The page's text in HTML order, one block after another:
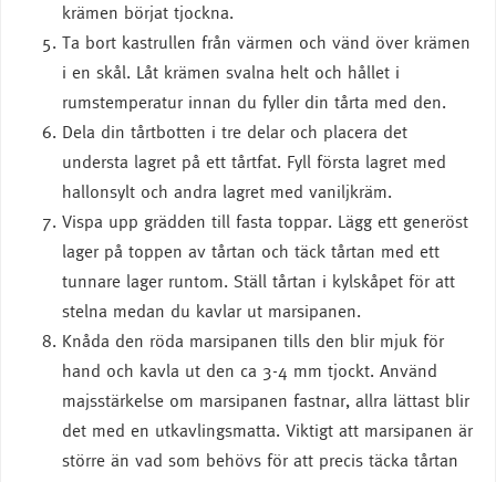
krämen börjat tjockna.
Ta bort kastrullen från värmen och vänd över krämen
i en skål. Låt krämen svalna helt och hållet i
rumstemperatur innan du fyller din tårta med den.
Dela din tårtbotten i tre delar och placera det
understa lagret på ett tårtfat. Fyll första lagret med
hallonsylt och andra lagret med vaniljkräm.
Vispa upp grädden till fasta toppar. Lägg ett generöst
lager på toppen av tårtan och täck tårtan med ett
tunnare lager runtom. Ställ tårtan i kylskåpet för att
stelna medan du kavlar ut marsipanen.
Knåda den röda marsipanen tills den blir mjuk för
hand och kavla ut den ca 3-4 mm tjockt. Använd
majsstärkelse om marsipanen fastnar, allra lättast blir
det med en utkavlingsmatta. Viktigt att marsipanen är
större än vad som behövs för att precis täcka tårtan